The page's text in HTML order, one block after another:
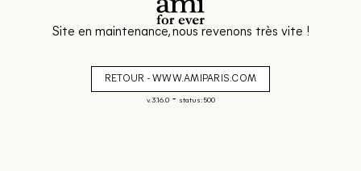
Site en maintenance, nous revenons très vite !
RETOUR - WWW.AMIPARIS.COM
v. 3.16.0- status: 500